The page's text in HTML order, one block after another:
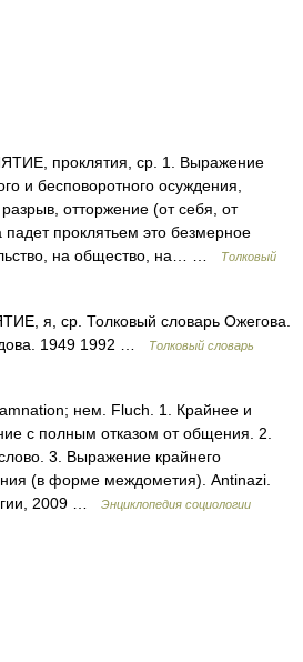
проклятия, ср. 1. Выражение
и бесповоротного осуждения,
отторжение (от себя, от
проклятьем это безмерное
на общество, на… …
Толковый
я, ср. Толковый словарь Ожегова.
1949 1992 …
Толковый словарь
нем. Fluch. 1. Крайнее и
с полным отказом от общения. 2.
3. Выражение крайнего
(в форме междометия). Antinazi.
2009 …
Энциклопедия социологии